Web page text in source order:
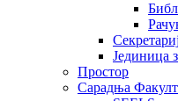
Јединица
Простор
Сарадња